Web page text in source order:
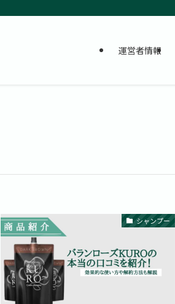
運営者情報
シャンプー